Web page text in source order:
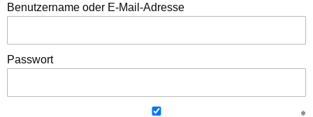
Benutzername oder E-Mail-Adresse
Passwort